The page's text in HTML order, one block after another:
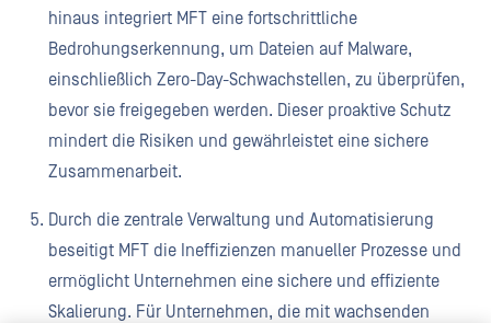
hinaus integriert MFT eine fortschrittliche
Bedrohungserkennung, um Dateien auf Malware,
einschließlich Zero-Day-Schwachstellen, zu überprüfen,
bevor sie freigegeben werden. Dieser proaktive Schutz
mindert die Risiken und gewährleistet eine sichere
Zusammenarbeit.
Durch die zentrale Verwaltung und Automatisierung
beseitigt MFT die Ineffizienzen manueller Prozesse und
ermöglicht Unternehmen eine sichere und effiziente
Skalierung. Für Unternehmen, die mit wachsenden